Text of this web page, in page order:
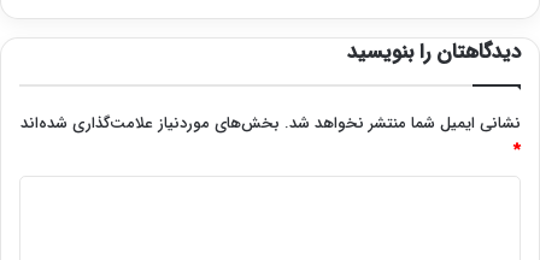
دیدگاهتان را بنویسید
نشانی ایمیل شما منتشر نخواهد شد. بخش‌های موردنیاز علامت‌گذاری شده‌اند
*